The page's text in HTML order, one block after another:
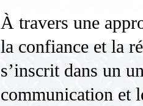
À travers une
la confiance et la
s’inscrit dans un
communication et